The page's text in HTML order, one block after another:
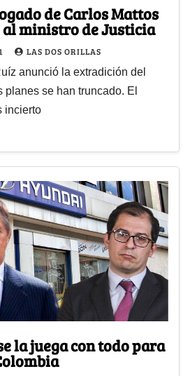
de Carlos Mattos
ministro de Justicia
LAS DOS ORILLAS
anunció la extradición del
planes se han truncado. El
incierto
la juega con todo para